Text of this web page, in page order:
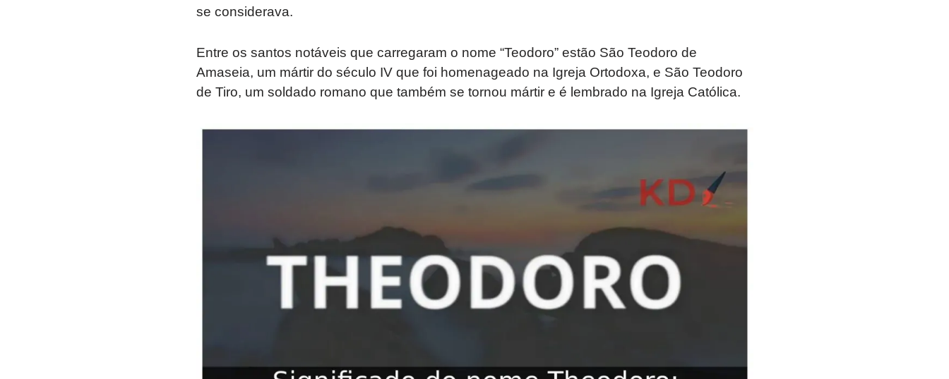
se considerava.
Entre os santos notáveis ​​que carregaram o nome “Teodoro” estão São Teodoro de
Amaseia, um mártir do século IV que foi homenageado na Igreja Ortodoxa, e São Teodoro
de Tiro, um soldado romano que também se tornou mártir e é lembrado na Igreja Católica.